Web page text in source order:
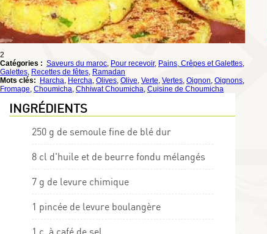
2
Catégories : Saveurs du maroc, Pour recevoir, Pains, Crêpes et Galettes,
Galettes, Recettes de fêtes, Ramadan
Mots clés:
Harcha, Hercha, Olives, Olive, Verte, Vertes, Oignon, Oignons,
Fromage, Choumicha, Chhiwat Choumicha, Cuisine de Choumicha
INGRÉDIENTS
250 g de semoule fine de blé dur
8 cl d'huile et de beurre fondu mélangés
7 g de levure chimique
1 pincée de levure boulangère
1 c. à café de sel